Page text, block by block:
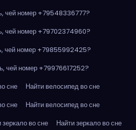
чей номер +79548336777?
чей номер +79702374960?
чей номер +79855992425?
чей номер +79976617252?
сне
Найти велосипед во сне
сне
Найти велосипед во сне
зеркало во сне
Найти зеркало во сне